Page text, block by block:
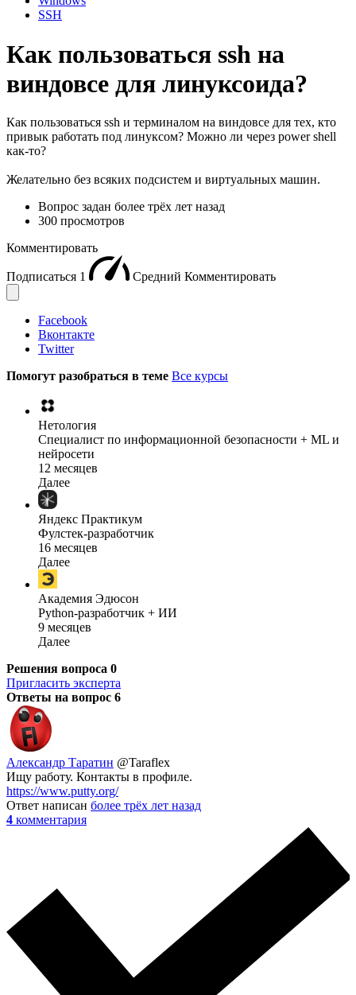
SSH
Как пользоваться ssh на
виндовсе для линуксоида?
Как пользоваться ssh и терминалом на виндовсе для тех, кто
привык работать под линуксом? Можно ли через power shell
как-то?
Желательно без всяких подсистем и виртуальных машин.
Вопрос задан более трёх лет назад
300 просмотров
Комментировать
Подписаться 1 Средний Комментировать
Facebook
Вконтакте
Twitter
Помогут разобраться в теме Все курсы
Нетология
Специалист по информационной безопасности + ML и
нейросети
12 месяцев
Далее
Яндекс Практикум
Фулстек-разработчик
16 месяцев
Далее
Академия Эдюсон
Python-разработчик + ИИ
9 месяцев
Далее
Решения вопроса 0
Пригласить эксперта
Ответы на вопрос 6
Александр Таратин @Taraflex
Ищу работу. Контакты в профиле.
https://www.putty.org/
Ответ написан более трёх лет назад
4 комментария